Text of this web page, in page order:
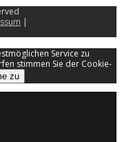
|
Service zu
stimmen Sie der Cookie-
zu